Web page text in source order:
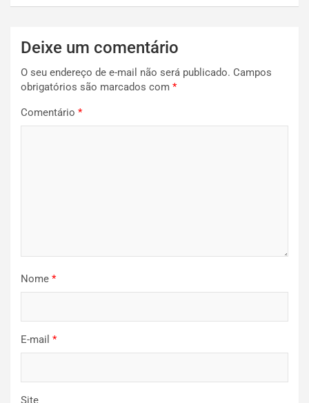
Deixe um comentário
O seu endereço de e-mail não será publicado. Campos
obrigatórios são marcados com *
Comentário *
Nome *
E-mail *
Site